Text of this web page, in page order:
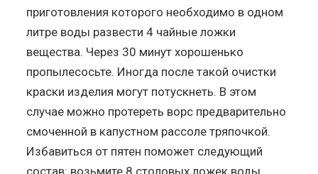
приготовления которого необходимо в одном
литре воды развести 4 чайные ложки
вещества. Через 30 минут хорошенько
пропылесосьте. Иногда после такой очистки
краски изделия могут потускнеть. В этом
случае можно протереть ворс предварительно
смоченной в капустном рассоле тряпочкой.
Избавиться от пятен поможет следующий
состав: возьмите 8 столовых ложек воды,